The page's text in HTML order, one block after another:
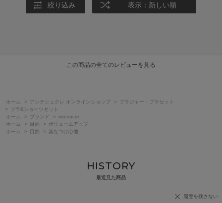
絞り込み 表示：新しい順
この商品の全てのレビューを見る
ホーム > アンテシュクレ オンラインショップ >
ブラジャー・ブラセット
>
ブラ&ショーツセット
ホーム
> ブランド >
intesucre
ホーム
> 目的 >
ボリュームアップ
ホーム
> 目的 > 楽なつけ心地
HISTORY
最近見た商品
履歴を残さない